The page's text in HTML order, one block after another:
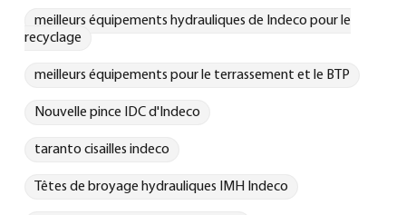
meilleurs équipements hydrauliques de Indeco pour le
recyclage
meilleurs équipements pour le terrassement et le BTP
Nouvelle pince IDC d'Indeco
taranto cisailles indeco
Têtes de broyage hydrauliques IMH Indeco